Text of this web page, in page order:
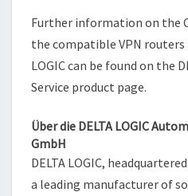
Further information on the
the compatible VPN routers
LOGIC can be found on the
Service product page.
Über die DELTA LOGIC
GmbH
DELTA LOGIC,
a leading manufacturer of